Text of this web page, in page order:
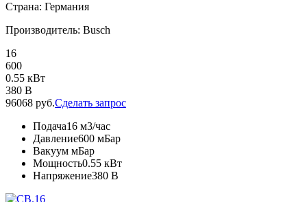
Страна: Германия
Производитель: Busch
16
600
0.55 кВт
380 В
96068 руб.Сделать запрос
Подача16 м3/час
Давление600 мБар
Вакуум мБар
Мощность0.55 кВт
Напряжение380 В